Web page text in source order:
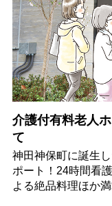
介護付有料老人
て
神田神保町に誕生
ポート！24時間看
よる絶品料理ほか